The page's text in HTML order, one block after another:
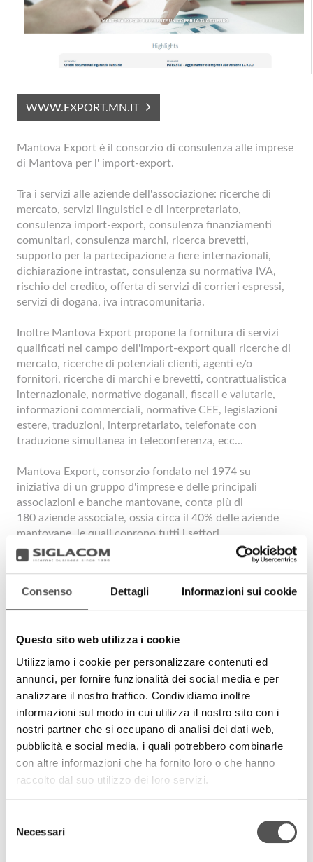
Consenso Dettagli Informazioni sui cookie
Questo sito web utilizza i cookie
Utilizziamo i cookie per personalizzare contenuti ed
annunci, per fornire funzionalità dei social media e per
analizzare il nostro traffico. Condividiamo inoltre
informazioni sul modo in cui utilizza il nostro sito con i
nostri partner che si occupano di analisi dei dati web,
pubblicità e social media, i quali potrebbero combinarle
con altre informazioni che ha fornito loro o che hanno
raccolto dal suo utilizzo dei loro servizi.
delNecessari
WWW.EXPORT.MN.IT
Mantova Export è il consorzio di consulenza alle imprese
di Mantova per l' import-export.
Tra i servizi alle aziende dell'associazione: ricerche di
mercato, servizi linguistici e di interpretariato,
consulenza import-export, consulenza finanziamenti
comunitari, consulenza marchi, ricerca brevetti,
supporto per la partecipazione a fiere internazionali,
dichiarazione intrastat, consulenza su normativa IVA,
rischio del credito, offerta di servizi di corrieri espressi,
servizi di dogana, iva intracomunitaria.
Inoltre Mantova Export propone la fornitura di servizi
qualificati nel campo dell'import-export quali ricerche di
mercato, ricerche di potenziali clienti, agenti e/o
fornitori, ricerche di marchi e brevetti, contrattualistica
internazionale, normative doganali, fiscali e valutarie,
informazioni commerciali, normative CEE, legislazioni
estere, traduzioni, interpretariato, telefonate con
traduzione simultanea in teleconferenza, ecc...
Mantova Export, consorzio fondato nel 1974 su
iniziativa di un gruppo d'imprese e delle principali
associazioni e banche mantovane, conta più di
180 aziende associate, ossia circa il 40% delle aziende
mantovane, le quali coprono tutti i settori
merceologici, come ad esempio abbigliamento e
accessori, arredamento, attrezzature e macchine per
sport, cosmetici, edilizia, elettronica, legno, prodotti per
la casa, giocattoli, macchine e impianti, veicoli, prodotti
Sul sito è possibile effettuare una ricerca tra i settori
merceologici sia per imprese, se si è alla ricerca di sedi e
contatti, sia per prodotti, per risalire poi al produttore.
I servizi professionali offerti alle aziende che operano
all'estero sono costantemente aggiornati per dare
un'offerta coerente con l'evoluzione di mercato. Tra
> consulenza (dichiarazione intrastat, trasporti, dogana,
pagamenti, documenti per l'estero, contrattualistica)